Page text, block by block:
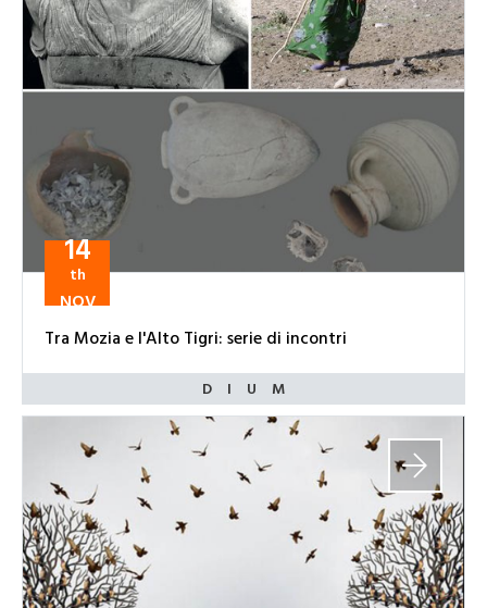
14
th
NOV
Tra Mozia e l'Alto Tigri: serie di incontri